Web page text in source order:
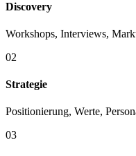
Discovery
Workshops, Interviews,
02
Strategie
Positionierung, Werte,
03